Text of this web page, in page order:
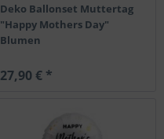
Deko Ballonset Muttertag
"Happy Mothers Day"
Blumen
27,90 € *